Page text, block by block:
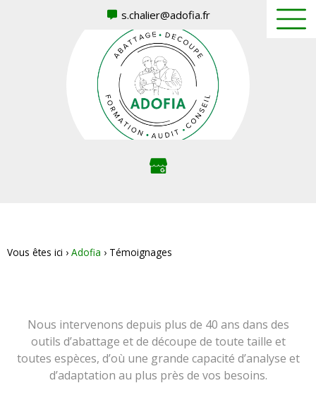
s.chalier@adofia.fr
Vous êtes ici › Adofia › Témoignages
Nous intervenons depuis plus de 40 ans dans des
outils d’abattage et de découpe de toute taille et
toutes espèces, d’où une grande capacité d’analyse et
d’adaptation au plus près de vos besoins.